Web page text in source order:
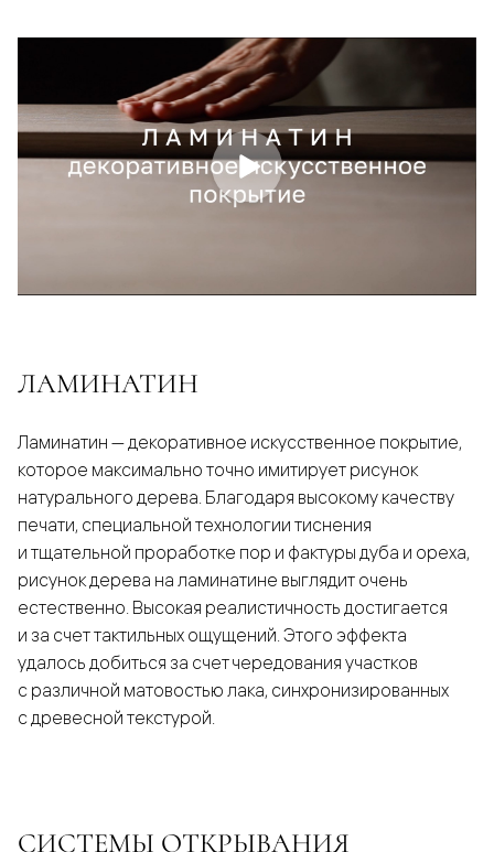
ЛАМИНАТИН
Ламинатин — декоративное искусственное покрытие,
которое максимально точно имитирует рисунок
натурального дерева. Благодаря высокому качеству
печати, специальной технологии тиснения
и тщательной проработке пор и фактуры дуба и ореха,
рисунок дерева на ламинатине выглядит очень
естественно. Высокая реалистичность достигается
и за счет тактильных ощущений. Этого эффекта
удалось добиться за счет чередования участков
с различной матовостью лака, синхронизированных
с древесной текстурой.
СИСТЕМЫ ОТКРЫВАНИЯ